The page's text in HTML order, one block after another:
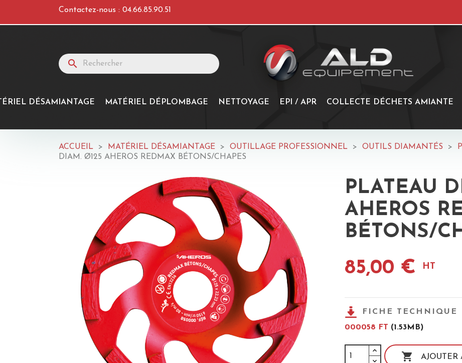
Contactez-nous : 04.66.85.90.51
search
DÉSAMIANTAGE MATÉRIEL DÉPLOMBAGE NETTOYAGE EPI / APR COLLECTE DÉCHETS AMIANTE
ACCUEIL MATÉRIEL DÉSAMIANTAGE OUTILLAGE PROFESSIONNEL OUTILS DIAMANTÉS
DIAM. Ø125 AHEROS REDMAX BÉTONS/CHAPES
PLATEAU
AHEROS
BÉTONS/
85,00 €
HT
FICHE TECHNIQUE
000058 FT (1.53MB)
 AJOUTER